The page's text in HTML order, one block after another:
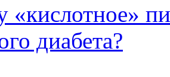
«кислотное»
диабета?